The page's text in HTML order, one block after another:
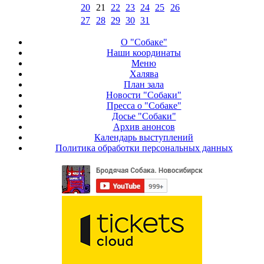
20
21 22 23 24 25
26
27
28 29 30 31
О "Собаке"
Наши координаты
Меню
Халява
План зала
Новости "Собаки"
Пресса о "Собаке"
Досье "Собаки"
Архив анонсов
Календарь выступлений
Политика обработки персональных данных